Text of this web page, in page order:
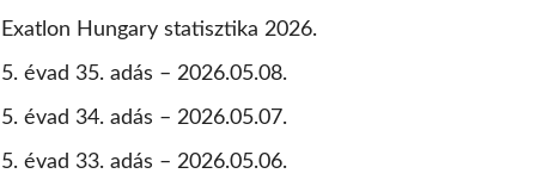
Exatlon Hungary statisztika 2026.
5. évad 35. adás – 2026.05.08.
5. évad 34. adás – 2026.05.07.
5. évad 33. adás – 2026.05.06.